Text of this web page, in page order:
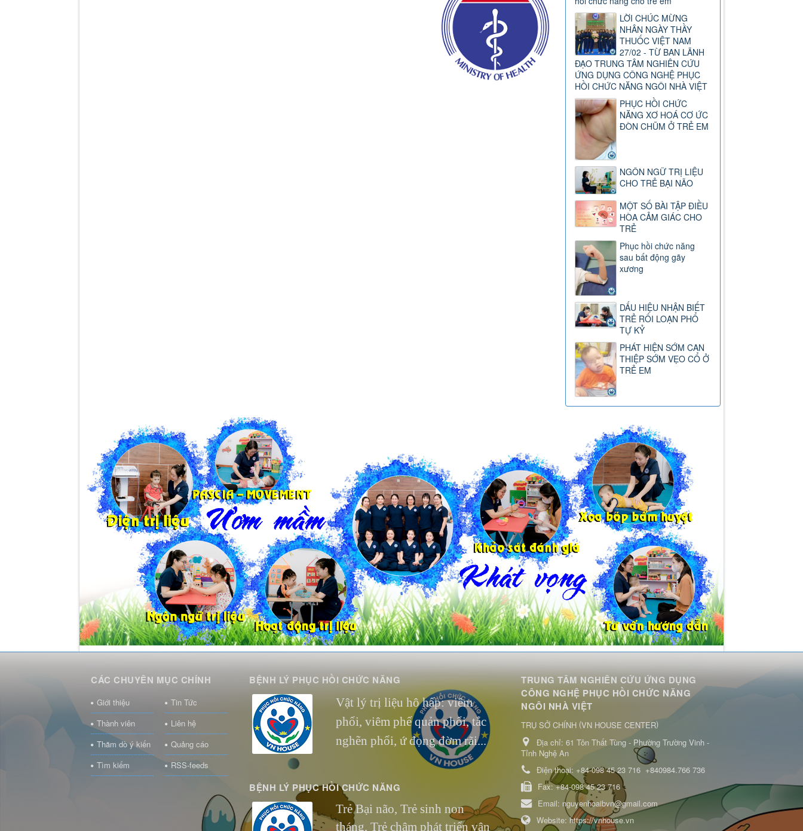
LỜI CHÚC MỪNG
NHÂN NGÀY THẦY
THUỐC VIỆT NAM
27/02 - TỪ BAN LÃNH
ĐẠO TRUNG TÂM NGHIÊN CỨU
ỨNG DỤNG CÔNG NGHỆ PHỤC
HỒI CHỨC NĂNG NGÔI NHÀ VIỆT
PHỤC HỒI CHỨC
NĂNG XƠ HOÁ CƠ ỨC
ĐÒN CHŨM Ở TRẺ EM
NGÔN NGỮ TRỊ LIỆU
CHO TRẺ BẠI NÃO
MỘT SỐ BÀI TẬP ĐIỀU
HÒA CẢM GIÁC CHO
TRẺ
Phục hồi chức năng
sau bất động gãy
xương
DẤU HIỆU NHẬN BIẾT
TRẺ RỐI LOẠN PHỔ
TỰ KỶ
PHÁT HIỆN SỚM CAN
THIỆP SỚM VẸO CỔ Ở
TRẺ EM
CÁC CHUYÊN MỤC CHÍNH
Giới thiệu
Tin Tức
Thành viên
Liên hệ
Thăm dò ý kiến
Quảng cáo
Tìm kiếm
RSS-feeds
BỆNH LÝ PHỤC HỒI CHỨC NĂNG
Vật lý trị liệu hô hấp: viêm
phổi, viêm phế quản phổi, tắc
nghẽn phổi, ứ đọng đờm rãi...
BỆNH LÝ PHỤC HỒI CHỨC NĂNG
Trẻ Bại não, Trẻ sinh non
tháng, Trẻ chậm phát triển vận
TRUNG TÂM NGHIÊN CỨU ỨNG DỤNG
CÔNG NGHỆ PHỤC HỒI CHỨC NĂNG
NGÔI NHÀ VIỆT
TRỤ SỞ CHÍNH (VN HOUSE CENTER)
Địa chỉ: 61 Tôn Thất Tùng - Phường Trường Vinh -
Tỉnh Nghệ An
Điện thoại: +84-098 45 23 716 +840984.766 736
Fax:+84-098 45 23 716
Email: nguyenhoaibvn@gmail.com
Website:https://vnhouse.vn